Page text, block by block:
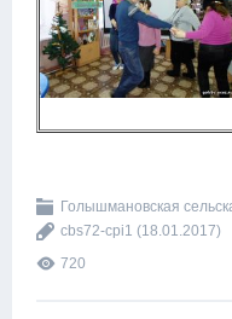
Голышмановская
cbs72-cpi1 (18.01.2017)
720